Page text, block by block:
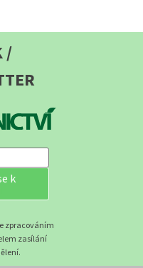
/
k
zpracováním
zasílání